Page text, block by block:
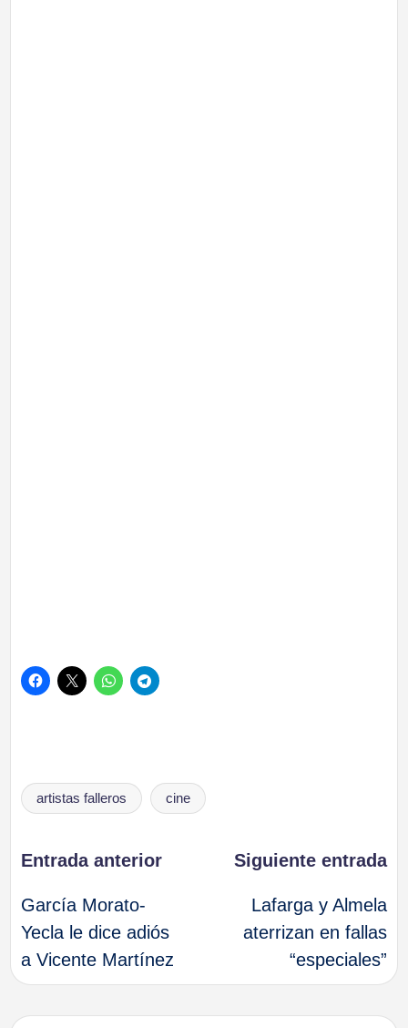
Etiquetas:
artistas falleros cine
Navegación
de
entradas
Entrada anterior
García Morato-
Yecla le dice adiós
a Vicente Martínez
Siguiente entrada
Lafarga y Almela
aterrizan en fallas
“especiales”